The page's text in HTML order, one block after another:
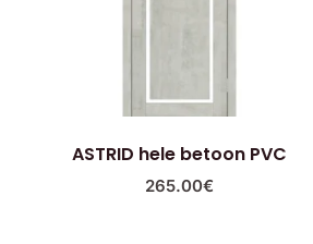
ASTRID hele betoon PVC
265.00€